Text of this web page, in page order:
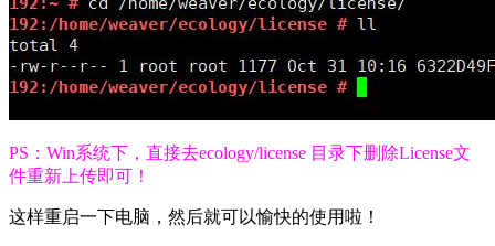
PS：Win系统下，直接去ecology/license 目录下删除License文
件重新上传即可！
这样重启一下电脑，然后就可以愉快的使用啦！